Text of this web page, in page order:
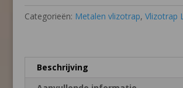
Categorieën: Metalen vlizotrap, Vlizotrap
Beschrijving